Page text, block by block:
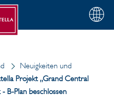
Wählen
Sie
Neuigkeiten und
Projekt „Grand Central
B-Plan beschlossen